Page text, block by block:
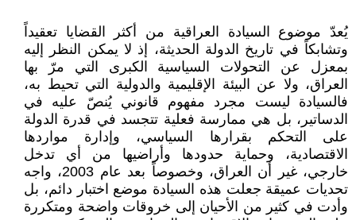
يُعدّ موضوع السيادة العراقية من أكثر القضايا تعقيداً
وتشابكاً في تاريخ الدولة الحديثة، إذ لا يمكن النظر إليه
بمعزل عن التحولات السياسية الكبرى التي مرّ بها
العراق، ولا عن البيئة الإقليمية والدولية التي تحيط به،
فالسيادة ليست مجرد مفهوم قانوني يُنصّ عليه في
الدساتير، بل هي ممارسة فعلية تتجسد في قدرة الدولة
على التحكم بقرارها السياسي، وإدارة مواردها
الاقتصادية، وحماية حدودها وأراضيها من أي تدخل
خارجي، غير أن العراق، وخصوصاً بعد عام 2003، واجه
تحديات عميقة جعلت هذه السيادة موضع اختبار دائم، بل
وأدت في كثير من الأحيان إلى خروقات واضحة ومتكررة